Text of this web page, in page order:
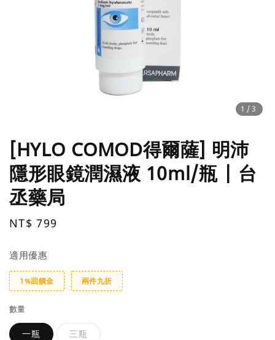
1 /3
[HYLO COMOD得爾薩] 明沛
隱形眼鏡潤濕液 10ml/瓶 | 台
丞藥局
Regular
NT$ 799
適用優惠
1%回饋金 兩件九折
數量
一瓶 三瓶